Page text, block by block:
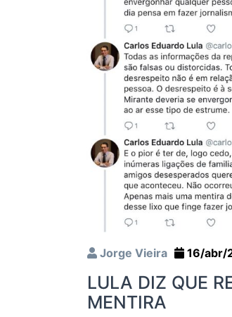
Jorge Vieira 16/abr/
LULA DIZ QUE
MENTIRA